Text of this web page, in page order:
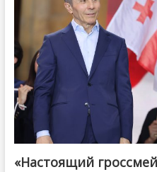
@ქართული ოცნება / Georgian
«Настоящий